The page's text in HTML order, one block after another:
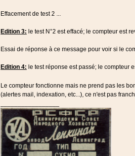
Effacement de test 2 ...
Edition 3: le test N°2 est effacé; le compteur est
Essai de réponse à ce message pour voir si le
Edition 4: le test réponse est passé; le compteur
Le compteur fonctionne mais ne prend pas les
(alertes mail, indexation, etc...), ce n'est pas